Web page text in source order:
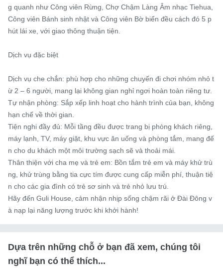
g quanh như Công viên Rừng, Chợ Chậm Làng Âm nhạc Tiehua,
Công viên Bánh sinh nhật và Công viên Bờ biển đều cách đó 5 p
hút lái xe, với giao thông thuận tiện.
Dịch vụ đặc biệt
Dịch vụ che chắn: phù hợp cho những chuyến đi chơi nhóm nhỏ t
ừ 2 – 6 người, mang lại không gian nghỉ ngơi hoàn toàn riêng tư.
Tự nhận phòng: Sắp xếp linh hoạt cho hành trình của bạn, không
hạn chế về thời gian.
Tiện nghi đầy đủ: Mỗi tầng đều được trang bị phòng khách riêng,
máy lạnh, TV, máy giặt, khu vực ăn uống và phòng tắm, mang đế
n cho du khách một môi trường sạch sẽ và thoải mái.
Thân thiện với cha mẹ và trẻ em: Bồn tắm trẻ em và máy khử trù
ng, khử trùng bằng tia cực tím được cung cấp miễn phí, thuận tiệ
n cho các gia đình có trẻ sơ sinh và trẻ nhỏ lưu trú.
Hãy đến Guli House, cảm nhận nhịp sống chậm rãi ở Đài Đông v
à nạp lại năng lượng trước khi khởi hành!
Dựa trên những chỗ ở bạn đã xem, chúng tôi
nghĩ bạn có thể thích...